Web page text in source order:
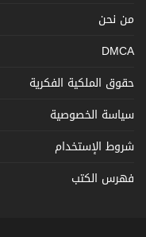
من نحن
DMCA
حقوق الملكية الفكرية
سياسة الخصوصية
شروط الإستخدام
فهرس الكتب